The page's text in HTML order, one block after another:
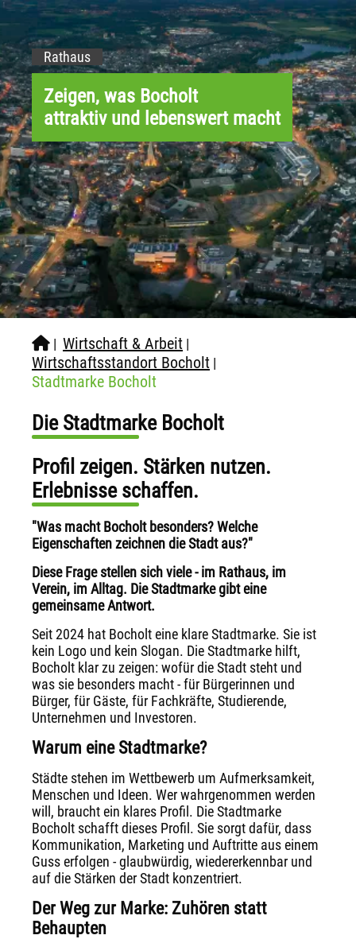
Rathaus
Zeigen, was Bocholt
attraktiv und lebenswert macht
| Wirtschaft & Arbeit |
Wirtschaftsstandort Bocholt |
Stadtmarke Bocholt
Die Stadtmarke Bocholt
Profil zeigen. Stärken nutzen.
Erlebnisse schaffen.
"Was macht Bocholt besonders? Welche
Eigenschaften zeichnen die Stadt aus?"
Diese Frage stellen sich viele - im Rathaus, im
Verein, im Alltag. Die Stadtmarke gibt eine
gemeinsame Antwort.
Seit 2024 hat Bocholt eine klare Stadtmarke. Sie ist
kein Logo und kein Slogan. Die Stadtmarke hilft,
Bocholt klar zu zeigen: wofür die Stadt steht und
was sie besonders macht - für Bürgerinnen und
Bürger, für Gäste, für Fachkräfte, Studierende,
Unternehmen und Investoren.
Warum eine Stadtmarke?
Städte stehen im Wettbewerb um Aufmerksamkeit,
Menschen und Ideen. Wer wahrgenommen werden
will, braucht ein klares Profil. Die Stadtmarke
Bocholt schafft dieses Profil. Sie sorgt dafür, dass
Kommunikation, Marketing und Auftritte aus einem
Guss erfolgen - glaubwürdig, wiedererkennbar und
auf die Stärken der Stadt konzentriert.
Der Weg zur Marke: Zuhören statt
Behaupten